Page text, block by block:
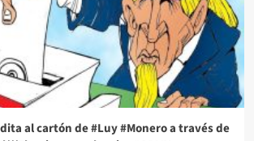
al cartón de #Luy #Monero a través de